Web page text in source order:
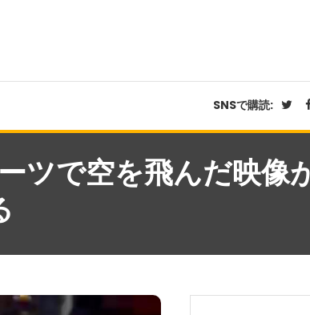
SNSで購読:
ツで空を飛んだ映像